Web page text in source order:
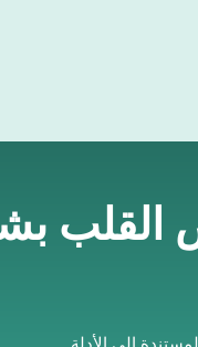
إلى الأدلة